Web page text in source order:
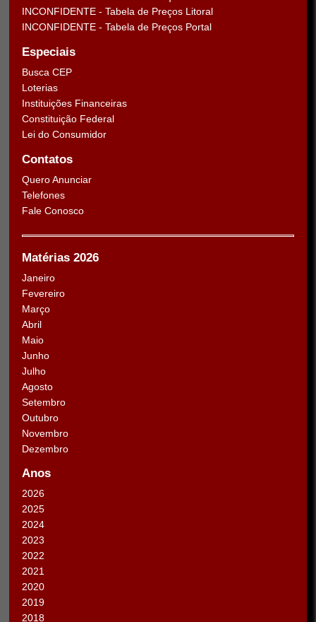
INCONFIDENTE - Tabela de Preços Litoral
INCONFIDENTE - Tabela de Preços Portal
Especiais
Busca CEP
Loterias
Instituições Financeiras
Constituição Federal
Lei do Consumidor
Contatos
Quero Anunciar
Telefones
Fale Conosco
Matérias 2026
Janeiro
Fevereiro
Março
Abril
Maio
Junho
Julho
Agosto
Setembro
Outubro
Novembro
Dezembro
Anos
2026
2025
2024
2023
2022
2021
2020
2019
2018